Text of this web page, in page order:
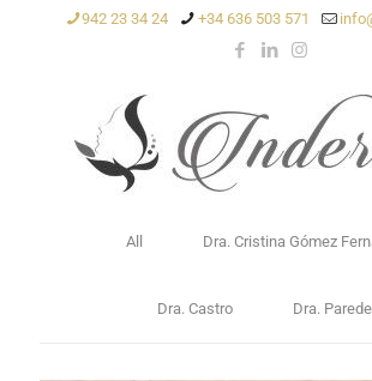
942 23 34 24 +34 636 503 571
All Dra. Cristina Gómez
Dra. Castro Dra.